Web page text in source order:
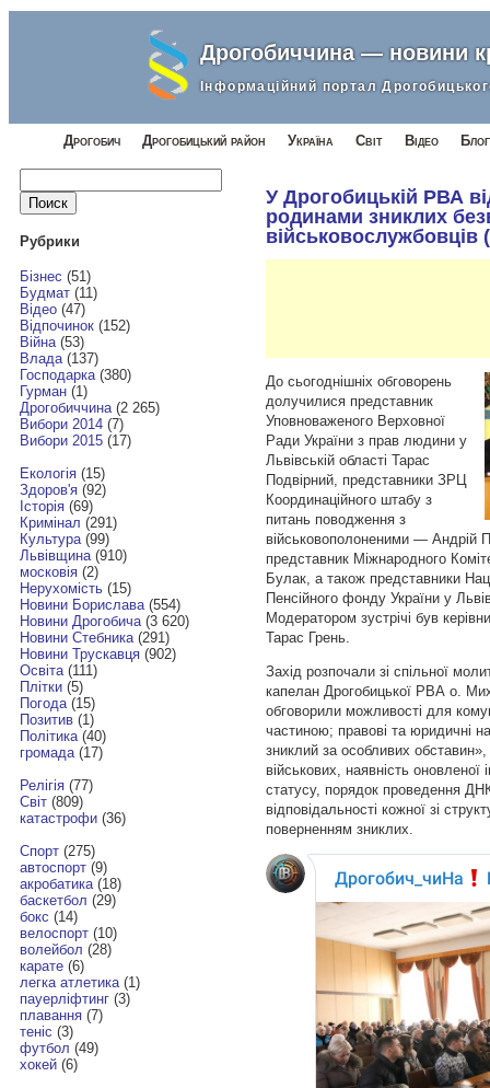
Дрогобиччина — новини
Інформаційний портал
Дрогобич Дрогобицький район Україна Світ Відео
Найти:
Рубрики
Бізнес (51)
Будмат(11)
Відео(47)
Відпочинок(152)
Війна(53)
Влада(137)
Господарка(380)
Гурман(1)
Дрогобиччина(2 265)
Вибори 2014(7)
Вибори 2015(17)
Екологія(15)
Здоров'я(92)
Історія(69)
Кримінал (291)
Культура(99)
Львівщина(910)
московія(2)
Нерухомість(15)
Новини Борислава(554)
Новини Дрогобича(3 620)
Новини Стебника(291)
Новини Трускавця(902)
Освіта(111)
Плітки(5)
Погода(15)
Позитив(1)
Політика(40)
громада(17)
Релігія(77)
Світ(809)
катастрофи(36)
Спорт(275)
автоспорт(9)
акробатика(18)
баскетбол (29)
бокс (14)
велоспорт(10)
волейбол (28)
карате(6)
легка атлетика(1)
пауерліфтинг(3)
плавання(7)
теніс (3)
футбол (49)
хокей(6)
У Дрогобицькій РВА
родинами зниклих
військовослужбовців
До сьогоднішніх обговорень
долучилися представник
Уповноваженого Верховної
Ради України з прав людини у
Львівській області Тарас
Подвірний, представники ЗРЦ
Координаційного штабу з
питань поводження з
військовополоненими — Андрій
представник Міжнародного
Булак, а також представники
Пенсійного фонду України у
Модератором зустрічі був
Тарас Грень.
Захід розпочали зі спільної
капелан Дрогобицької РВА о.
обговорили можливості для
частиною; правові та юридичні
зниклий за особливих
військових, наявність оновленої
статусу, порядок проведення
відповідальності кожної зі
поверненням зниклих.